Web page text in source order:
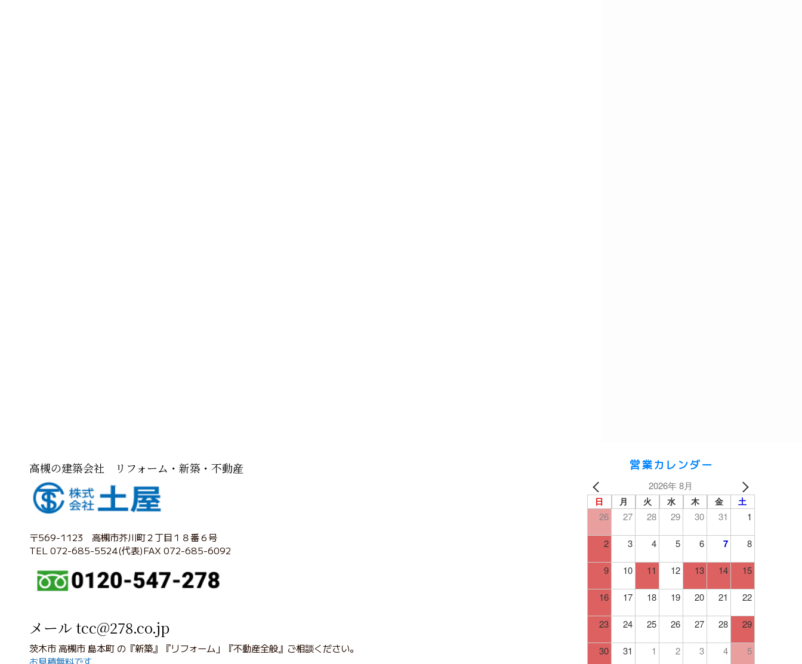
高槻の建築会社 リフォーム・新築・不動産
〒569-1123 高槻市芥川町２丁目１８番６号
TEL 072-685-5524(代表)FAX 072-685-6092
メール tcc@278.co.jp
茨木市 高槻市 島本町 の『新築』『リフォーム」『不動産全般』ご相談ください。
お見積無料です
営業カレンダー
2026年 8月
日 月 火 水 木 金 土
26 27 28 29 30 31 1
2 3 4 5 6 7 8
9 10 11 12 13 14 15
16 17 18 19 20 21 22
23 24 25 26 27 28 29
30 31 1 2 3 4 5